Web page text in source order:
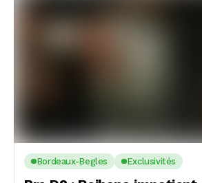
Bordeaux-Begles Exclusivités